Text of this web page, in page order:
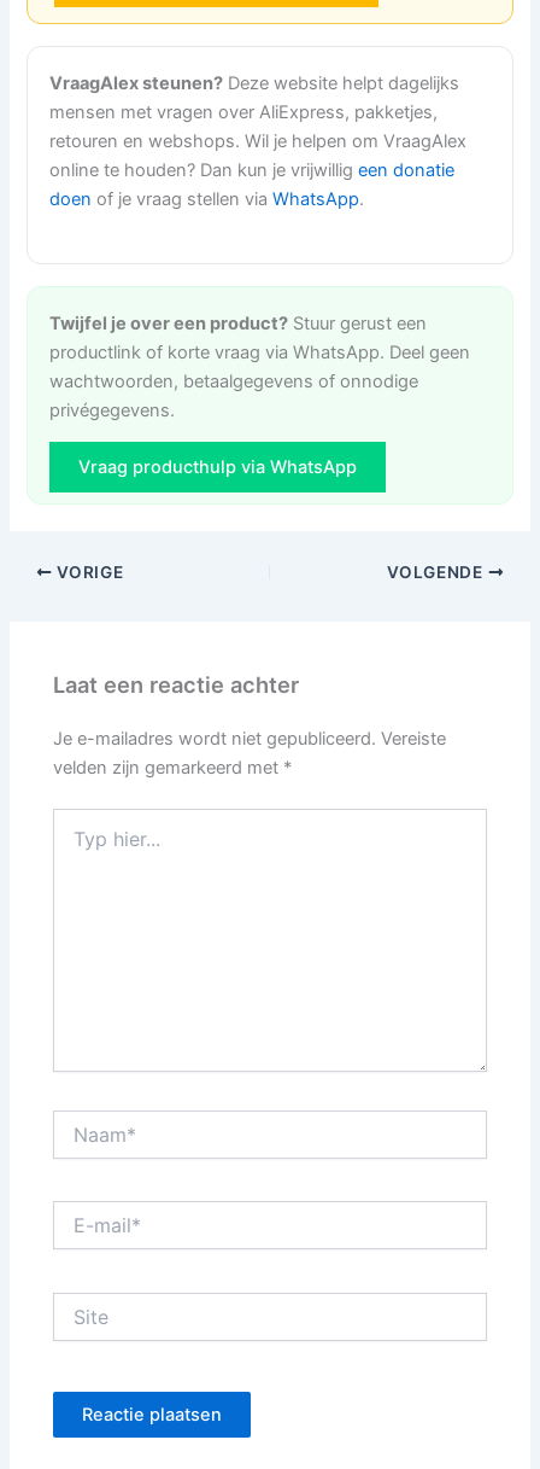
VraagAlex steunen? Deze website helpt dagelijks
mensen met vragen over AliExpress, pakketjes,
retouren en webshops. Wil je helpen om VraagAlex
online te houden? Dan kun je vrijwilligeen donatie
doen of je vraag stellen viaWhatsApp.
Twijfel je over een product? Stuur gerust een
productlink of korte vraag via WhatsApp. Deel geen
wachtwoorden, betaalgegevens of onnodige
privégegevens.
Vraag producthulp via WhatsApp
VORIGE VOLGENDE
Laat een reactie achter
Je e-mailadres wordt niet gepubliceerd. Vereiste
velden zijn gemarkeerd met *
hier...
mail*